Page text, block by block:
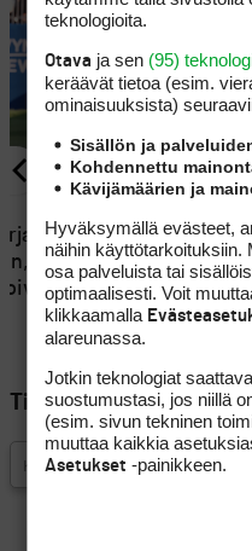
KILPAGOLF
Tapio
tulossarjan,
tykitys jäi
sai
kun
Tilaa Golfpisteen
teknologioita.
Otava ja sen (95)
keräävät tietoa (esim.
ominaisuuk­sista)
Sisällön ja
Kohdennettu
Kävijämäärien ja
Hyväksymällä evästeet,
näihin käyttötarkoituksiin.
osa palveluista tai
optimaalisesti. Voit
klikkaamalla
alareunassa.
Jotkin teknologiat
suostumustasi, jos niillä
(esim. sivun tekninen
muuttaa kaikkia
Asetukset -painikkeen.